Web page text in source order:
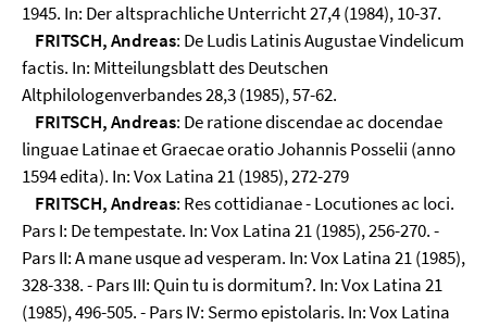
1945. In: Der altsprachliche Unterricht 27,4 (1984), 10-37.
FRITSCH, Andreas: De Ludis Latinis Augustae Vindelicum
factis. In: Mitteilungsblatt des Deutschen
Altphilologenverbandes 28,3 (1985), 57-62.
FRITSCH, Andreas: De ratione discendae ac docendae
linguae Latinae et Graecae oratio Johannis Posselii (anno
1594 edita). In: Vox Latina 21 (1985), 272-279
FRITSCH, Andreas: Res cottidianae - Locutiones ac loci.
Pars I: De tempestate. In: Vox Latina 21 (1985), 256-270. -
Pars II: A mane usque ad vesperam. In: Vox Latina 21 (1985),
328-338. - Pars III: Quin tu is dormitum?. In: Vox Latina 21
(1985), 496-505. - Pars IV: Sermo epistolaris. In: Vox Latina